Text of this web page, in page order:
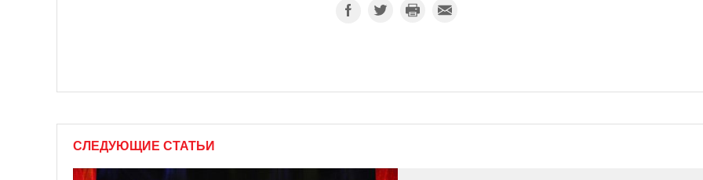
СЛЕДУЮЩИЕ СТАТЬИ